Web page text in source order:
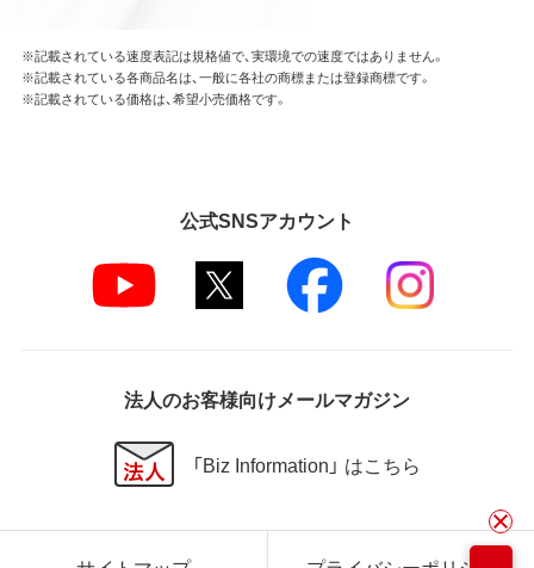
※記載されている速度表記は規格値で、実環境での速度ではありません。
※記載されている各商品名は、一般に各社の商標または登録商標です。
※記載されている価格は、希望小売価格です。
公式SNSアカウント
法人のお客様向けメールマガジン
「Biz Information」 はこちら